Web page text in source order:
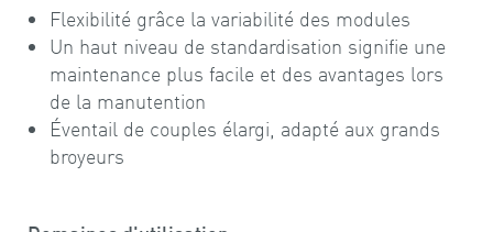
Flexibilité grâce la variabilité des modules
Un haut niveau de standardisation signifie une
maintenance plus facile et des avantages lors
de la manutention
Éventail de couples élargi, adapté aux grands
broyeurs